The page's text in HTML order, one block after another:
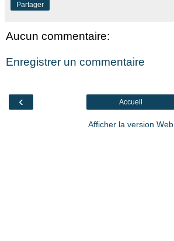
Partager
Aucun commentaire:
Enregistrer un commentaire
‹ Accueil
Afficher la version Web